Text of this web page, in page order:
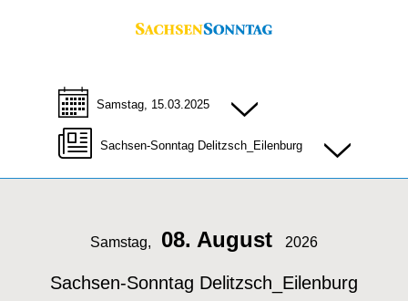
Samstag, 15.03.2025
Sachsen-Sonntag Delitzsch_Eilenburg
Samstag, 08. August 2026
Sachsen-Sonntag Delitzsch_Eilenburg